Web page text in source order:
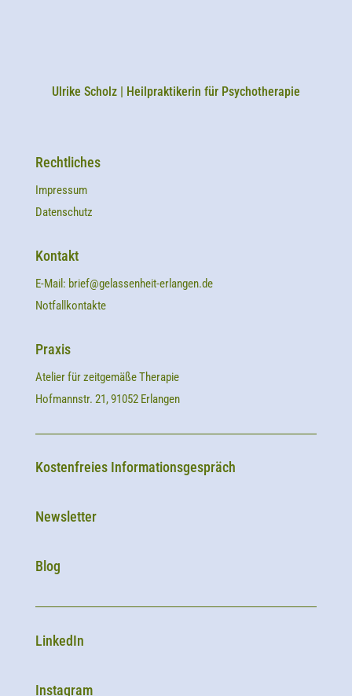
Ulrike Scholz | Heilpraktikerin für Psychotherapie
Rechtliches
Impressum
Datenschutz
Kontakt
E-Mail: brief@gelassenheit-erlangen.de
Notfallkontakte
Praxis
Atelier für zeitgemäße Therapie
Hofmannstr. 21, 91052 Erlangen
Kostenfreies Informationsgespräch
Newsletter
Blog
LinkedIn
Instagram